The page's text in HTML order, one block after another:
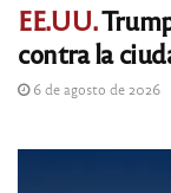
EE.UU.
contra la
6 de agosto de 2026